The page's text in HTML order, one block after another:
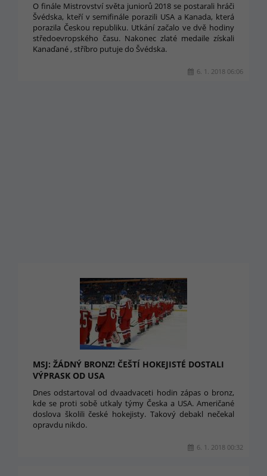
O finále Mistrovství světa juniorů 2018 se postarali hráči
Švédska, kteří v semifinále porazili USA a Kanada, která
porazila Českou republiku. Utkání začalo ve dvě hodiny
středoevropského času. Nakonec zlaté medaile získali
Kanaďané , stříbro putuje do Švédska.
6. 1. 2018 06:06
MSJ: ŽÁDNÝ BRONZ! ČEŠTÍ HOKEJISTÉ DOSTALI
VÝPRASK OD USA
Dnes odstartoval od dvaadvaceti hodin zápas o bronz,
kde se proti sobě utkaly týmy Česka a USA. Američané
doslova školili české hokejisty. Takový debakl nečekal
opravdu nikdo.
6. 1. 2018 00:32